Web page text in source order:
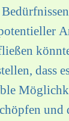
dass
und